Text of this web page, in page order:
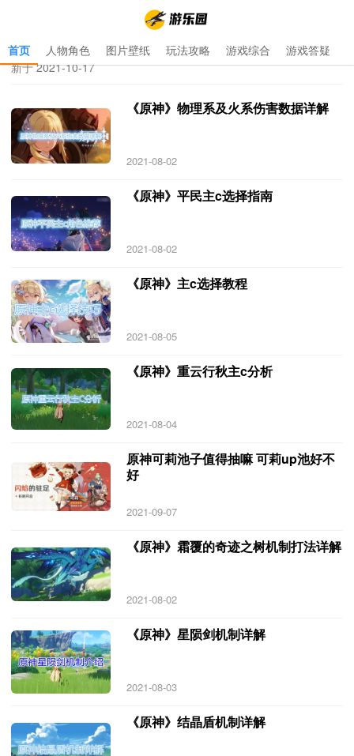
首页 人物角色 图片壁纸 玩法攻略 游戏综合 游戏答疑
首页 原神pc和手机数据互通吗>原神pc和手机数据互通吗 专题 更
新于 2021-10-17
《原神》物理系及火系伤害数据详解
2021-08-02
《原神》平民主c选择指南
2021-08-02
《原神》主c选择教程
2021-08-05
《原神》重云行秋主c分析
2021-08-04
原神可莉池子值得抽嘛 可莉up池好不
好
2021-09-07
《原神》霜覆的奇迹之树机制打法详解
2021-08-02
《原神》星陨剑机制详解
2021-08-03
《原神》结晶盾机制详解